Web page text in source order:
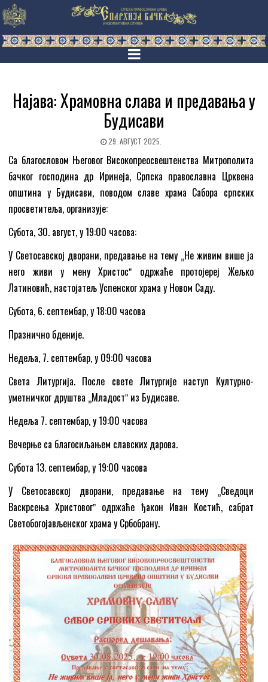
Најава: Храмовна слава и предавања у
Будисави
29. АВГУСТ 2025.
Са благословом Његовог Високопреосвештенства Митрополита
бачког господина др Иринеја, Српска православна Црквена
општина у Будисави, поводом славе храма Сабора српских
просветитеља, организује:
Субота, 30. август, у 19:00 часова:
У Светосавској дворани, предавање на тему „Не живим више ја
него живи у мену Христосˮ одржаће протојереј Жељко
Латиновић, настојатељ Успенског храма у Новом Саду.
Субота, 6. септембар, у 18:00 часова
Празнично бденије.
Недеља, 7. септембар, у 09:00 часова
Света Литургија. После свете Литургије наступ Културно-
уметничког друштва „Младостˮ из Будисаве.
Недеља 7. септембар, у 19:00 часова
Вечерње са благосиљањем славских дарова.
Субота 13. септембар, у 19:00 часова
У Светосавској дворани, предавање на тему „Сведоци
Васкрсења Христовогˮ одржаће ђакон Иван Костић, сабрат
Светобогојављенског храма у Србобрану.